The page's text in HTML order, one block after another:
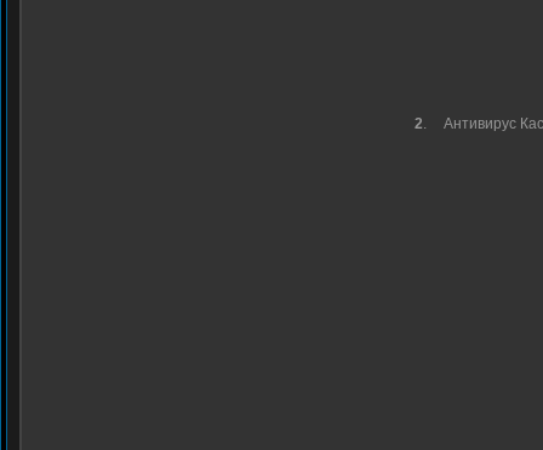
2. Антивирус